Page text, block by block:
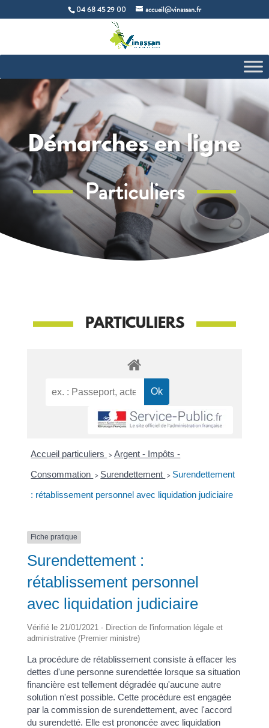
04 68 45 29 00 accueil@vinassan.fr
Démarches en ligne
Particuliers
PARTICULIERS
Accueil particuliers > Argent - Impôts -
Consommation > Surendettement > Surendettement
: rétablissement personnel avec liquidation judiciaire
Fiche pratique
Surendettement :
rétablissement personnel
avec liquidation judiciaire
Vérifié le 21/01/2021 - Direction de l'information légale et
administrative (Premier ministre)
La procédure de rétablissement consiste à effacer les
dettes d'une personne surendettée lorsque sa situation
financière est tellement dégradée qu'aucune autre
solution n'est possible. Cette procédure est engagée
par la commission de surendettement, avec l'accord
du surendetté. Elle est prononcée avec liquidation